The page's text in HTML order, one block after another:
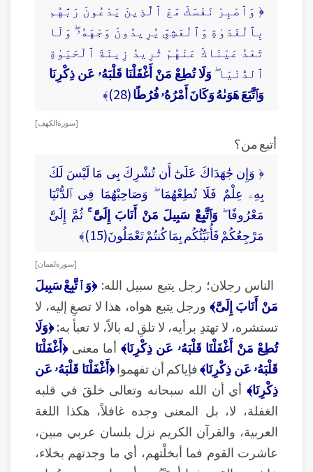
﴿ وَٱصْبِرْ نَفْسَكَ مَعَ ٱلَّذِينَ يَدْعُونَ رَبَّهُم
بِٱلْغَدَوٰةِ وَٱلْعَشِىِّ يُرِيدُونَ وَجْهَهُۥ ۖ وَلَا
تَعْدُ عَيْنَاكَ عَنْهُمْ تُرِيدُ زِينَةَ ٱلْحَيَوٰةِ
ٱلدُّنْيَا ۖ وَلَا تُطِعْ مَنْ أَغْفَلْنَا قَلْبَهُۥ عَن ذِكْرِنَا
وَٱتَّبَعَ هَوَىٰهُ وَكَانَ أَمْرُهُۥ فُرُطًا(28)﴾
[ سورة الكهف ]
أتبع من؟
﴿ وَإِن جَٰهَدَاكَ عَلَىٰٓ أَن تُشْرِكَ بِى مَا لَيْسَ لَكَ
بِهِۦ عِلْمٌ فَلَا تُطِعْهُمَا ۖ وَصَاحِبْهُمَا فِى ٱلدُّنْيَا
مَعْرُوفًا ۖ وَٱتَّبِعْ سَبِيلَ مَنْ أَنَابَ إِلَىَّ ۚثُمَّ إِلَىَّ
مَرْجِعُكُمْ فَأُنَبِّئُكُم بِمَا كُنتُمْ تَعْمَلُونَ(15)﴾
[ سورة لقمان ]
الناس رجلان؛ رجل يتبع سبيل الله:﴿وَٱتَّبِعْ سَبِيلَ
مَنْ أَنَابَ إِلَىَّ﴾ ورجل يتبع هواه، هذا لا تصغِ إليه، لا
تستشره، لا تهتدِ برأيه، لا تلقِ له بالاً، لا تعبأ به:﴿وَلَا
تُطِعْ مَنْ أَغْفَلْنَا قَلْبَهُۥ عَن ذِكْرِنَا﴾ أما معنى ﴿أَغْفَلْنَا
قَلْبَهُۥ عَن ذِكْرِنَا﴾فإياكم أن تفهموا﴿أَغْفَلْنَا قَلْبَهُۥ عَن
ذِكْرِنَا﴾ أي أن الله سبحانه وتعالى خلقَ في قلبه
الغفلة، لا، بل المعنى وجده غافلاً، هكذا اللغة
العربية، والقرآن الكريم نزل بلسان عربي مبين،
عاشرت القوم فما أبخلْتهم، أي ما وجدتهم بخلاء،